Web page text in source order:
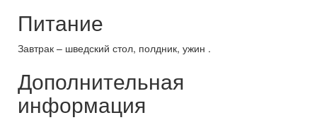
Питание
Завтрак – шведский стол, полдник, ужин .
Дополнительная
информация